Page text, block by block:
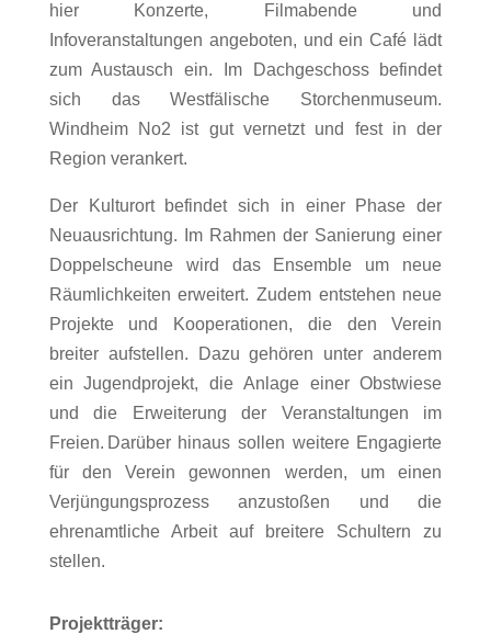
hier Konzerte, Filmabende und
Infoveranstaltungen angeboten, und ein Café lädt
zum Austausch ein. Im Dachgeschoss befindet
sich das Westfälische Storchenmuseum.
Windheim No2 ist gut vernetzt und fest in der
Region verankert.
Der Kulturort befindet sich in einer Phase der
Neuausrichtung. Im Rahmen der Sanierung einer
Doppelscheune wird das Ensemble um neue
Räumlichkeiten erweitert. Zudem entstehen neue
Projekte und Kooperationen, die den Verein
breiter aufstellen. Dazu gehören unter anderem
ein Jugendprojekt, die Anlage einer Obstwiese
und die Erweiterung der Veranstaltungen im
Freien. Darüber hinaus sollen weitere Engagierte
für den Verein gewonnen werden, um einen
Verjüngungsprozess anzustoßen und die
ehrenamtliche Arbeit auf breitere Schultern zu
stellen.
Projektträger: